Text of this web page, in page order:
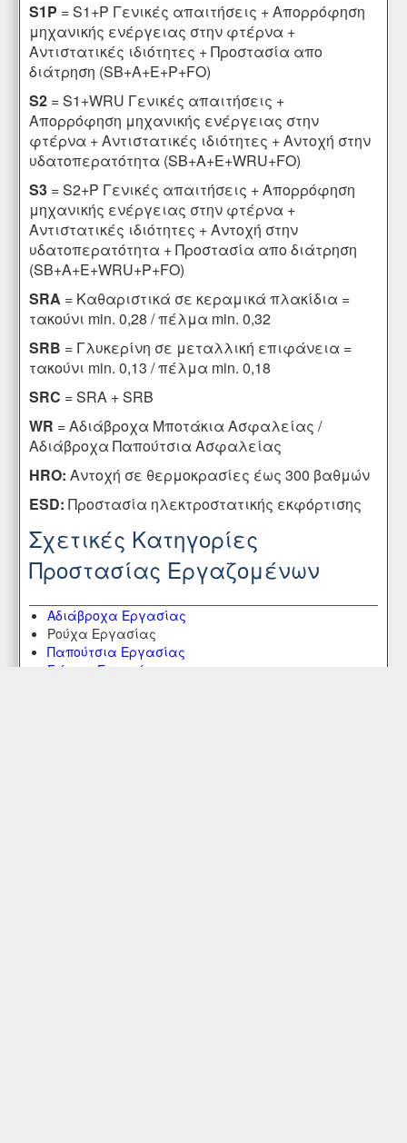
S1P = S1+P Γενικές απαιτήσεις + Απορρόφηση
μηχανικής ενέργειας στην φτέρνα +
Αντιστατικές ιδιότητες + Προστασία απο
διάτρηση (SB+A+E+P+FO)
S2 = S1+WRU Γενικές απαιτήσεις +
Απορρόφηση μηχανικής ενέργειας στην
φτέρνα + Αντιστατικές ιδιότητες + Αντοχή στην
υδατοπερατότητα (SB+A+E+WRU+FO)
S3 = S2+P Γενικές απαιτήσεις + Απορρόφηση
μηχανικής ενέργειας στην φτέρνα +
Αντιστατικές ιδιότητες + Αντοχή στην
υδατοπερατότητα + Προστασία απο διάτρηση
(SB+A+E+WRU+P+FO)
SRA = Καθαριστικά σε κεραμικά πλακίδια =
τακούνι min. 0,28 / πέλμα min. 0,32
SRB = Γλυκερίνη σε μεταλλική επιφάνεια =
τακούνι min. 0,13 / πέλμα min. 0,18
SRC = SRA + SRB
WR = Αδιάβροχα Μποτάκια Ασφαλείας /
Αδιάβροχα Παπούτσια Ασφαλείας
HRO: Αντοχή σε θερμοκρασίες έως 300 βαθμών
ESD: Προστασία ηλεκτροστατικής εκφόρτισης
Σχετικές Κατηγορίες
Προστασίας Εργαζομένων
Αδιάβροχα Εργασίας
Ρούχα Εργασίας
Παπούτσια Εργασίας
Γάντια Εργασίας